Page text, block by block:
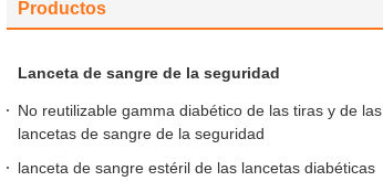
Productos
Lanceta de sangre de la seguridad
No reutilizable gamma diabético de las tiras y de las
lancetas de sangre de la seguridad
lanceta de sangre estéril de las lancetas diabéticas